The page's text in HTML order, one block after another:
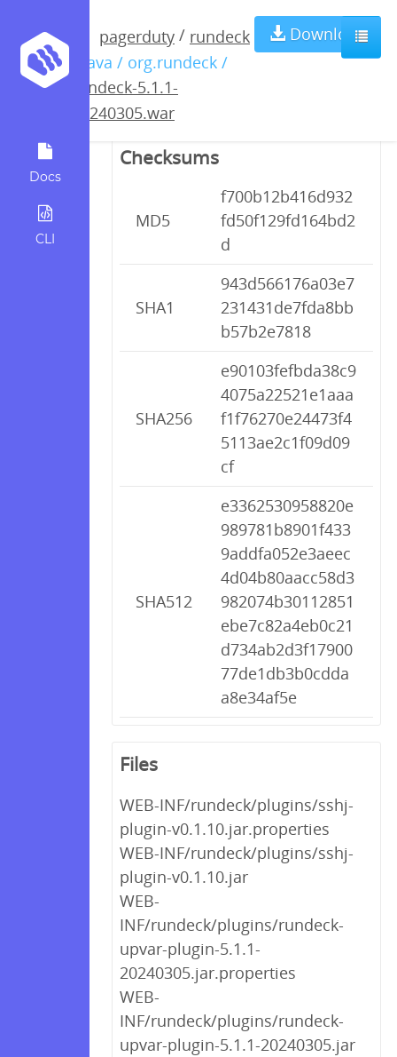
Docs
CLI
pagerduty / rundeck
/ java / org.rundeck /
rundeck-5.1.1-
20240305.war
Download
rundeck-5.1.1-
20240305.war
Checksums
MD5
f700b12b416d932
fd50f129fd164bd2
d
SHA1
943d566176a03e7
231431de7fda8bb
b57b2e7818
SHA256
e90103fefbda38c9
4075a22521e1aaa
f1f76270e24473f4
5113ae2c1f09d09
cf
SHA512
e3362530958820e
989781b8901f433
9addfa052e3aeec
4d04b80aacc58d3
982074b30112851
ebe7c82a4eb0c21
d734ab2d3f17900
77de1db3b0cdda
a8e34af5e
Files
WEB-INF/rundeck/plugins/sshj-
plugin-v0.1.10.jar.properties
WEB-INF/rundeck/plugins/sshj-
plugin-v0.1.10.jar
WEB-
INF/rundeck/plugins/rundeck-
upvar-plugin-5.1.1-
20240305.jar.properties
WEB-
INF/rundeck/plugins/rundeck-
upvar-plugin-5.1.1-20240305.jar